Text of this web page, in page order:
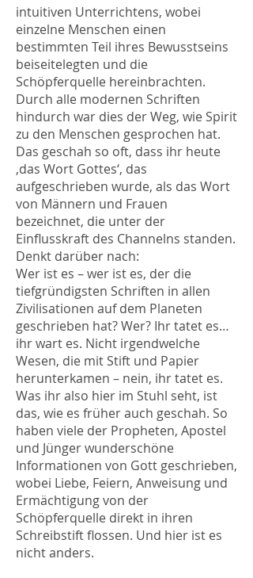
intuitiven Unterrichtens, wobei
einzelne Menschen einen
bestimmten Teil ihres Bewusstseins
beiseitelegten und die
Schöpferquelle hereinbrachten.
Durch alle modernen Schriften
hindurch war dies der Weg, wie Spirit
zu den Menschen gesprochen hat.
Das geschah so oft, dass ihr heute
‚das Wort Gottes‘, das
aufgeschrieben wurde, als das Wort
von Männern und Frauen
bezeichnet, die unter der
Einflusskraft des Channelns standen.
Denkt darüber nach:
Wer ist es – wer ist es, der die
tiefgründigsten Schriften in allen
Zivilisationen auf dem Planeten
geschrieben hat? Wer? Ihr tatet es…
ihr wart es. Nicht irgendwelche
Wesen, die mit Stift und Papier
herunterkamen – nein, ihr tatet es.
Was ihr also hier im Stuhl seht, ist
das, wie es früher auch geschah. So
haben viele der Propheten, Apostel
und Jünger wunderschöne
Informationen von Gott geschrieben,
wobei Liebe, Feiern, Anweisung und
Ermächtigung von der
Schöpferquelle direkt in ihren
Schreibstift flossen. Und hier ist es
nicht anders.